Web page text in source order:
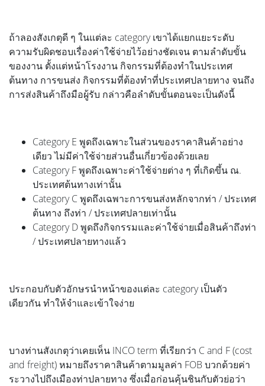
ถ้าลองสังเกตุดี ๆ ในแต่ละ category เขาได้แยกแยะระดับ
ความรับผิดชอบเรื่องค่าใช้จ่ายไว้อย่างชัดเจน ตามลำดับขั้น
ของงาน ตั้งแต่หน้าโรงงาน กิจกรรมที่ต้องทำในประเทศ
ต้นทาง การขนส่ง กิจกรรมที่ต้องทำที่ประเทศปลายทาง จนถึง
การส่งสินค้าถึงมือผู้รับ กล่าวคือลำดับขั้นตอนจะเป็นดังนี้
Category E พูดถึงเฉพาะในส่วนของราคาสินค้าอย่าง
เดียว ไม่มีค่าใช้จ่ายส่วนอื่นเกี่ยวข้องด้วยเลย
Category F พูดถึงเฉพาะค่าใช้จ่ายต่าง ๆ ที่เกิดขึ้น ณ.
ประเทศต้นทางเท่านั้น
Category C พูดถึงเฉพาะการขนส่งหลักจากท่า / ประเทศ
ต้นทาง ถึงท่า / ประเทศปลายเท่านั้น
Category D พูดถึงกิจกรรมและค่าใช้จ่ายเมื่อสินค้าถึงท่า
/ ประเทศปลายทางแล้ว
ประกอบกับตัวอักษรนำหน้าของแต่ละ category เป็นตัว
เดียวกัน ทำให้จำและเข้าใจง่าย
บางท่านสังเกตุว่าเคยเห็น INCO term ที่เรียกว่า C and F (cost
and freight) หมายถึงราคาสินค้าตามมูลค่า FOB บวกด้วยค่า
ระวางไปถึงเมืองท่าปลายทาง ซึ่งเมื่อก่อนคุ้นชินกับตัวย่อว่า